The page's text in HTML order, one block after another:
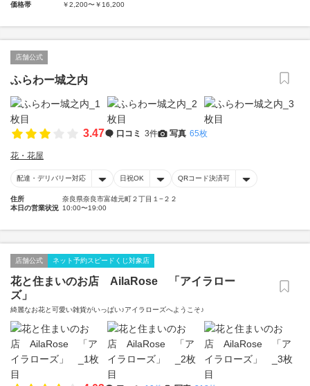
価格帯
￥2,200〜￥16,200
店舗公式
ふらわー城之内
3.47 口コミ 3件 写真 65枚
花・花屋
配達・デリバリー対応 日祝OK QRコード決済可
住所
奈良県奈良市富雄元町２丁目１−２２
本日の営業状況 10:00〜19:00
店舗公式 ネット予約スピードくじ対象店
花と住まいのお店 AilaRose 「アイラロー
ズ」
綺麗なお花と可愛い雑貨がいっぱい♪アイラローズへようこそ♪